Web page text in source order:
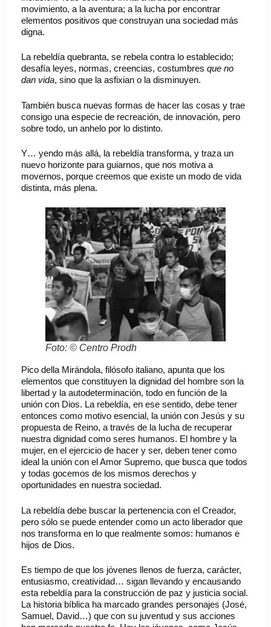
movimiento, a la aventura; a la lucha por encontrar
elementos positivos que construyan una sociedad más
digna.
La rebeldía quebranta, se rebela contra lo establecido;
desafía leyes, normas, creencias, costumbres que no
dan vida, sino que la asfixian o la disminuyen.
También busca nuevas formas de hacer las cosas y trae
consigo una especie de recreación, de innovación, pero
sobre todo, un anhelo por lo distinto.
Y… yendo más allá, la rebeldía transforma, y traza un
nuevo horizonte para guiarnos, que nos motiva a
movernos, porque creemos que existe un modo de vida
distinta, más plena.
Foto: © Centro Prodh
Pico della Mirándola, filósofo italiano, apunta que los
elementos que constituyen la dignidad del hombre son la
libertad y la autodeterminación, todo en función de la
unión con Dios. La rebeldía, en ese sentido, debe tener
entonces como motivo esencial, la unión con Jesús y su
propuesta de Reino, a través de la lucha de recuperar
nuestra dignidad como seres humanos. El hombre y la
mujer, en el ejercicio de hacer y ser, deben tener como
ideal la unión con el Amor Supremo, que busca que todos
y todas gocemos de los mismos derechos y
oportunidades en nuestra sociedad.
La rebeldía debe buscar la pertenencia con el Creador,
pero sólo se puede entender como un acto liberador que
nos transforma en lo que realmente somos: humanos e
hijos de Dios.
Es tiempo de que los jóvenes llenos de fuerza, carácter,
entusiasmo, creatividad… sigan llevando y encausando
esta rebeldía para la construcción de paz y justicia social.
La historia bíblica ha marcado grandes personajes (José,
Samuel, David…) que con su juventud y sus acciones